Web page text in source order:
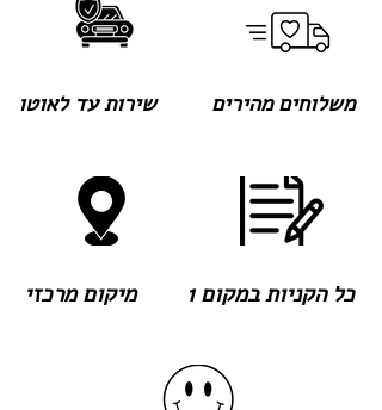
שירות עד לאוטו
מיקום מרכזי
משלוחים מהירים
כל הקניות במקום 1